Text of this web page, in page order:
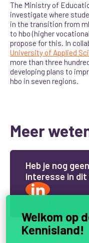
The Ministry of
investigate where
in the transition from
to hbo (higher
propose for this. In
University of Applied
more than three
developing plans to
hbo in seven regions.
Meer
Heb je nog geen
interesse in dit
Welkom op
Kennisland!